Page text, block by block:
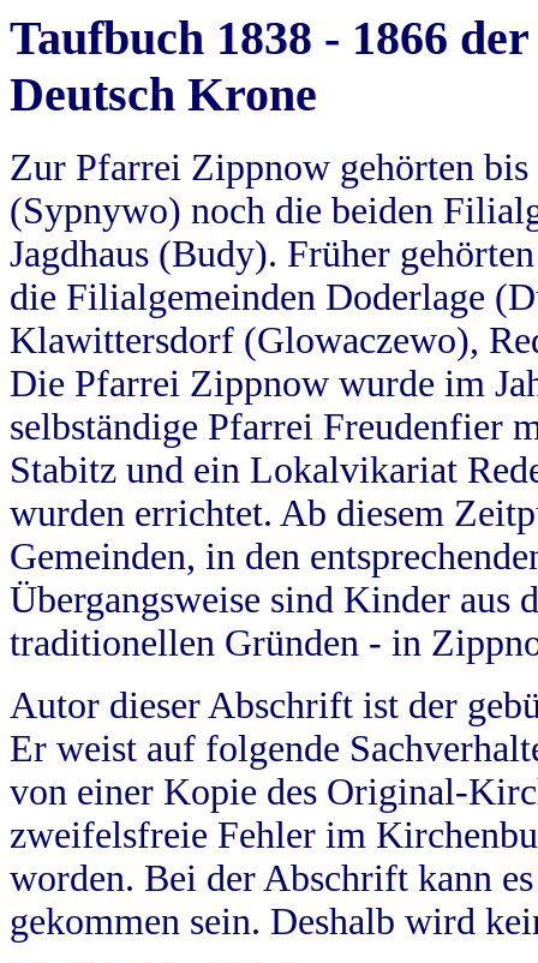
Taufbuch 1838 - 1866
Deutsch Krone
Zur Pfarrei Zippnow gehörten
(Sypnywo) noch die beiden
Jagdhaus (Budy). Früher
die Filialgemeinden Doderlage
Klawittersdorf (Glowaczewo),
Die Pfarrei Zippnow wurde im
selbständige Pfarrei Freudenfier
Stabitz und ein Lokalvikariat
wurden errichtet. Ab diesem
Gemeinden, in den
Übergangsweise sind Kinder aus
traditionellen Gründen - in
Autor dieser Abschrift ist der
Er weist auf folgende
von einer Kopie des Original-
zweifelsfreie Fehler im
worden. Bei der Abschrift kann
gekommen sein. Deshalb wird